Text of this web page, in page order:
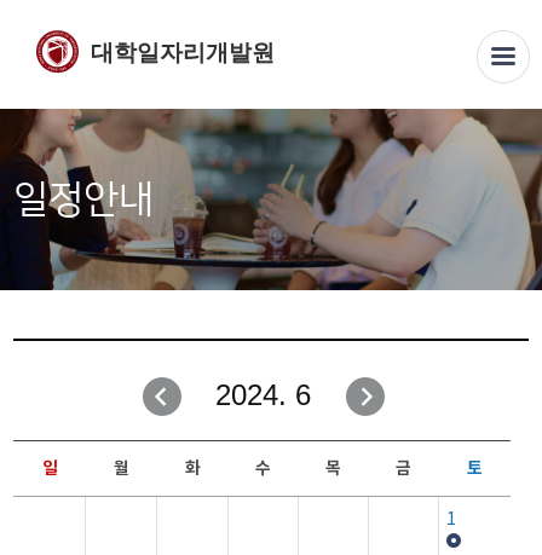
대학일자리개발원
일정안내
2024. 6
일 월 화 수 목 금 토
1